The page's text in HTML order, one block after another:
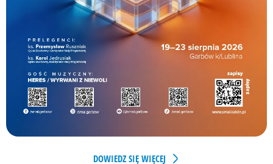
DOWIEDZ SIĘ WIĘCEJ